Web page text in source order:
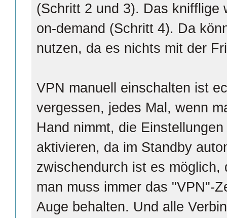
(Schritt 2 und 3). Das knifflige
on-demand (Schritt 4). Da
nutzen, da es nichts mit der
VPN manuell einschalten ist
vergessen, jedes Mal, wenn
Hand nimmt, die
aktivieren, da im Standby
zwischendurch ist es
man muss immer das "VPN"-
Auge behalten. Und alle